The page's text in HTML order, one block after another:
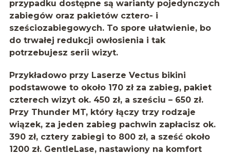
przypadku dostępne są warianty pojedynczych
zabiegów oraz pakietów cztero- i
sześciozabiegowych. To spore ułatwienie, bo
do trwałej redukcji owłosienia i tak
potrzebujesz serii wizyt.
Przykładowo przy Laserze Vectus bikini
podstawowe to około 170 zł za zabieg, pakiet
czterech wizyt ok. 450 zł, a sześciu – 650 zł.
Przy Thunder MT, który łączy trzy rodzaje
wiązek, za jeden zabieg pachwin zapłacisz ok.
390 zł, cztery zabiegi to 800 zł, a sześć około
1200 zł. GentleLase, nastawiony na komfort